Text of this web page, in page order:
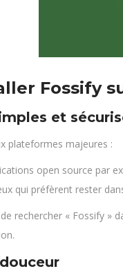
Fossify
et
plateformes majeures :
open source par
qui préfèrent rester
rechercher « Fossify »